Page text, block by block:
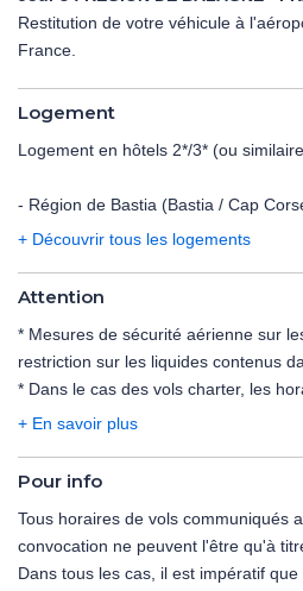
Restitution de votre véhicule à
France.
Logement
Logement en hôtels 2*/3* (ou
- Région de Bastia (Bastia / Cap
/Moriani) : Cors'Hotel***.
Costa Rossa***.
Calvi / Algajola) : Les Mouettes*** .
Notes :
- Tous les hôtels ne disposent pas
- La liste des hôtels confirmés vous
+ Découvrir tous les logements
Attention
* Mesures de sécurité aérienne sur
restriction sur les liquides contenus
* Dans le cas des vols charter, les
déterminés dans les 48 heures
dernier jour du voyage étant
saurait être tenu pour responsable
de retour matinal le dernier jour. En
avoir lieu tard en soirée, la date
+ En savoir plus
Pour info
Tous horaires de vols communiqués
convocation ne peuvent l'être qu'à
Dans tous les cas, il est impératif que